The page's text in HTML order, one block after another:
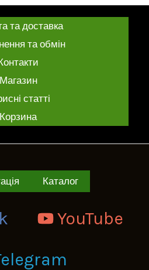
та доставка
та обмін
Магазин
статті
Корзина
Каталог
YouTube